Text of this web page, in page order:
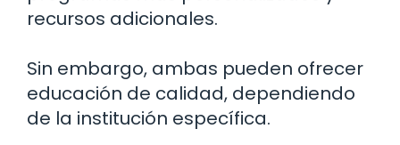
recursos adicionales.
Sin embargo, ambas pueden ofrecer
educación de calidad, dependiendo
de la institución específica.